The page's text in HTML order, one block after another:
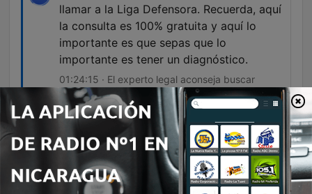
llamar a la Liga Defensora. Recuerda, aquí
la consulta es 100% gratuita y aquí lo
importante es que sepas que lo
importante es tener un diagnóstico.
01:24:15 · El experto legal aconseja buscar
atención profesional inmediata tras un accidente
para asegurar un diagnóstico correcto.
Episodios